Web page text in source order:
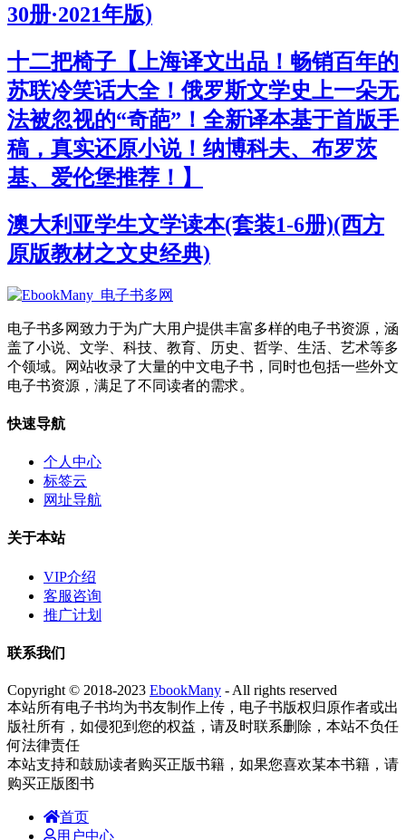
30册·2021年版)
十二把椅子【上海译文出品！畅销百年的
苏联冷笑话大全！俄罗斯文学史上一朵无
法被忽视的“奇葩”！全新译本基于首版手
稿，真实还原小说！纳博科夫、布罗茨
基、爱伦堡推荐！】
澳大利亚学生文学读本(套装1-6册)(西方
原版教材之文史经典)
电子书多网致力于为广大用户提供丰富多样的电子书资源，涵
盖了小说、文学、科技、教育、历史、哲学、生活、艺术等多
个领域。网站收录了大量的中文电子书，同时也包括一些外文
电子书资源，满足了不同读者的需求。
快速导航
个人中心
标签云
网址导航
关于本站
VIP介绍
客服咨询
推广计划
联系我们
Copyright © 2018-2023 EbookMany - All rights reserved
本站所有电子书均为书友制作上传，电子书版权归原作者或出
版社所有，如侵犯到您的权益，请及时联系删除，本站不负任
何法律责任
本站支持和鼓励读者购买正版书籍，如果您喜欢某本书籍，请
购买正版图书
首页
用户中心